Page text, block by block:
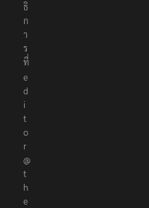
ธิ
ก
า
ร
ที่
e
d
i
t
o
r
@
t
h
e